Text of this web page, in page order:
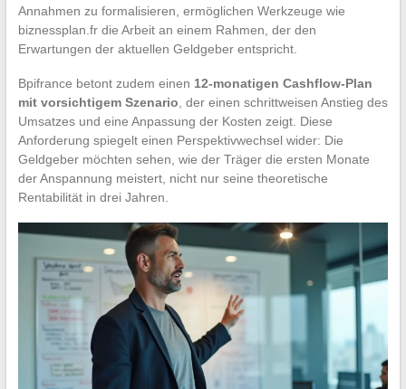
Annahmen zu formalisieren, ermöglichen Werkzeuge wie
biznessplan.fr die Arbeit an einem Rahmen, der den
Erwartungen der aktuellen Geldgeber entspricht.
Bpifrance betont zudem einen 12-monatigen Cashflow-Plan
mit vorsichtigem Szenario , der einen schrittweisen Anstieg des
Umsatzes und eine Anpassung der Kosten zeigt. Diese
Anforderung spiegelt einen Perspektivwechsel wider: Die
Geldgeber möchten sehen, wie der Träger die ersten Monate
der Anspannung meistert, nicht nur seine theoretische
Rentabilität in drei Jahren.